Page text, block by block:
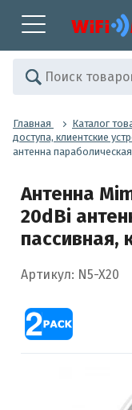
Главная Каталог
доступа, клиентские
антенна
Антенна
20dBi
пассивная,
Артикул: N5-X20